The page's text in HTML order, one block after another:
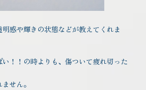
感や輝きの状態などが教えてくれま
！！の時よりも、傷ついて疲れ切った
せん。